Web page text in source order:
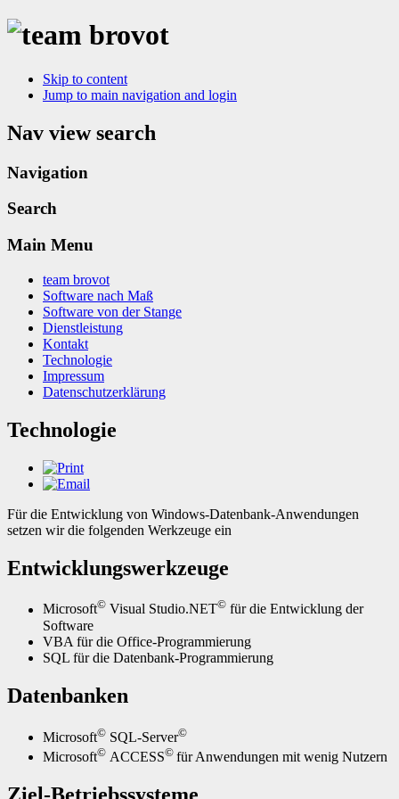
Skip to content
Jump to main navigation and login
Nav view search
Navigation
Search
Main Menu
team brovot
Software nach Maß
Software von der Stange
Dienstleistung
Kontakt
Technologie
Impressum
Datenschutzerklärung
Technologie
Für die Entwicklung von Windows-Datenbank-Anwendungen
setzen wir die folgenden Werkzeuge ein
Entwicklungswerkzeuge
Microsoft© Visual Studio.NET© für die Entwicklung der
Software
VBA für die Office-Programmierung
SQL für die Datenbank-Programmierung
Datenbanken
Microsoft© SQL-Server©
Microsoft© ACCESS© für Anwendungen mit wenig Nutzern